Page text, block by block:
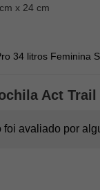
x 24 cm
34 litros Feminina
Act
foi avaliado por